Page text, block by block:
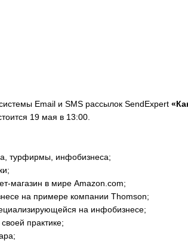
Email и SMS рассылок SendExpert
19 мая в 13:00.
турфирмы, инфобизнеса;
магазин в мире Amazon.com;
на примере компании Thomson;
на инфобизнесе;
практике;